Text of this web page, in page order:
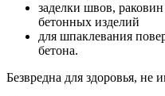
заделки швов,
бетонных изделий
для шпаклевания
бетона.
Безвредна для здоровья, не